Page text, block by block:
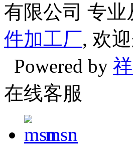
有限公司 专业
件加工厂, 欢
Powered by
在线客服
msn